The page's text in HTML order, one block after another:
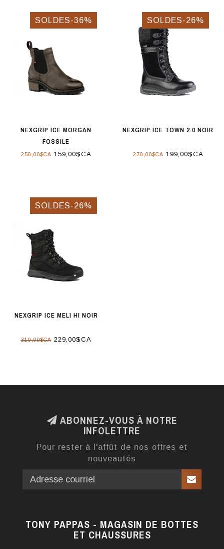
SOLDES-36%
NEXGRIP ICE MORGAN
FOSSILE
250,00$CA159,00$CA
SOLDES-26%
NEXGRIP ICE TOWN 2.0 NOIR
270,00$CA199,00$CA
SOLDES-26%
NEXGRIP ICE MELI HI NOIR
310,00$CA229,00$CA
ABONNEZ-VOUS À NOTRE
INFOLETTRE
Pour rester à l'affût de nos offres et
nouveautés
TONY PAPPAS - MAGASIN DE BOTTES
ET CHAUSSURES